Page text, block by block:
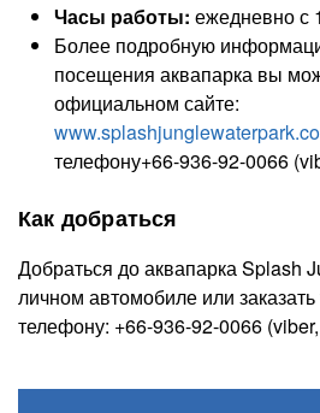
Часы работы: ежедневно с
Более подробную
посещения аквапарка вы
официальном сайте:
телефону+66-936-92-0066
Как добраться
Добраться до аквапарка Splash
личном автомобиле или
телефону: +66-936-92-0066